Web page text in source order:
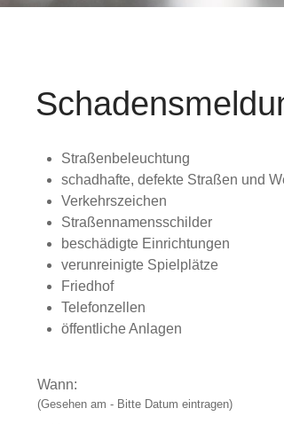
Straßenbeleuchtung
schadhafte, defekte Straßen und
Verkehrszeichen
Straßennamensschilder
beschädigte Einrichtungen
verunreinigte Spielplätze
Friedhof
Telefonzellen
öffentliche Anlagen
Wann:
(Gesehen am - Bitte Datum eintragen)